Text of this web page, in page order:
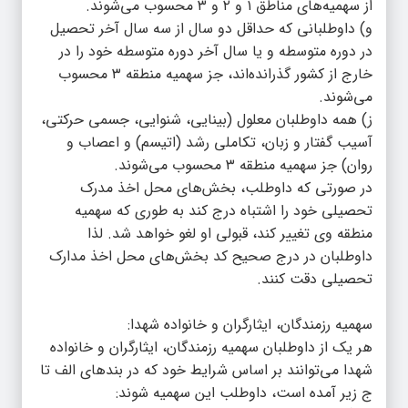
از سهمیه‌های مناطق ۱ و ۲ و ۳ محسوب می‌شوند.
و) داوطلبانی که حداقل دو سال از سه سال آخر تحصیل
در دوره متوسطه و یا سال آخر دوره متوسطه خود را در
خارج از کشور گذرانده‌اند، جز سهمیه منطقه ۳ محسوب
می‌شوند.
ز) همه داوطلبان معلول (بینایی، شنوایی، جسمی حرکتی،
آسیب گفتار و زبان، تکاملی رشد (اتیسم) و اعصاب و
روان) جز سهمیه منطقه ۳ محسوب می‌شوند.
در صورتی که داوطلب، بخش‌های محل اخذ مدرک
تحصیلی خود را اشتباه درج کند به طوری که سهمیه
منطقه وی تغییر کند، قبولی او لغو خواهد شد. لذا
داوطلبان در درج صحیح کد بخش‌های محل اخذ مدارک
تحصیلی دقت کنند.
سهمیه رزمندگان، ایثارگران و خانواده شهدا:
هر یک از داوطلبان سهمیه رزمندگان، ایثارگران و خانواده
شهدا می‌توانند بر اساس شرایط خود که در بندهای الف تا
ج زیر آمده است، داوطلب این سهمیه شوند: